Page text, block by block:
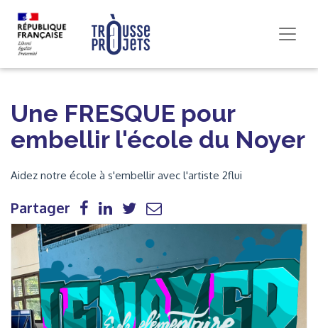
Une FRESQUE pour
embellir l'école du Noyer
Aidez notre école à s'embellir avec l'artiste 2flui
Partager